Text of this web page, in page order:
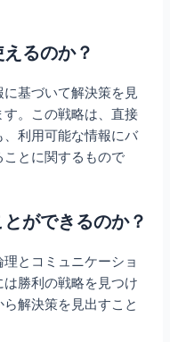
るのか？
基づいて解決策を見
。この戦略は、直接
利用可能な情報にバ
とに関するもので
ができるのか？
とコミュニケーショ
勝利の戦略を見つけ
解決策を見出すこと